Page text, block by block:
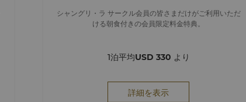
シャングリ・ラ サークル会員の皆さまだけがご利用いただ
ける朝食付きの会員限定料金特典。
1泊平均USD 330 より
詳細を表示